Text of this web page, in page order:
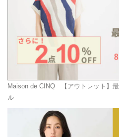
Maison de CINQ 【アウトレット】
ル